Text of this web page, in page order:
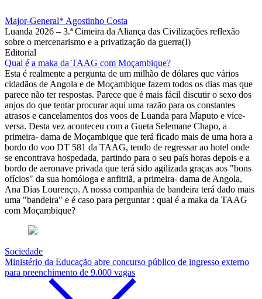
Major-General* Agostinho Costa
Luanda 2026 – 3.ª Cimeira da Aliança das Civilizações reflexão
sobre o mercenarismo e a privatização da guerra(I)
Editorial
Qual é a maka da TAAG com Moçambique?
Esta é realmente a pergunta de um milhão de dólares que vários
cidadãos de Angola e de Moçambique fazem todos os dias mas que
parece não ter respostas. Parece que é mais fácil discutir o sexo dos
anjos do que tentar procurar aqui uma razão para os constantes
atrasos e cancelamentos dos voos de Luanda para Maputo e vice-
versa. Desta vez aconteceu com a Gueta Selemane Chapo, a
primeira- dama de Moçambique que terá ficado mais de uma hora a
bordo do voo DT 581 da TAAG, tendo de regressar ao hotel onde
se encontrava hospedada, partindo para o seu país horas depois e a
bordo de aeronave privada que terá sido agilizada graças aos "bons
ofícios" da sua homóloga e anfitriã, a primeira- dama de Angola,
Ana Dias Lourenço. A nossa companhia de bandeira terá dado mais
uma "bandeira" e é caso para perguntar : qual é a maka da TAAG
com Moçambique?
Sociedade
Ministério da Educação abre concurso público de ingresso externo
para preenchimento de 9.000 vagas